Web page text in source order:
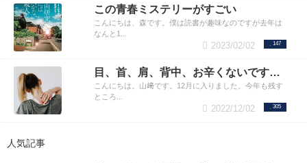
この青春ミステリーがすごい
こんにちは、森です。僕は読書が趣味なのですが去年は
なんと1...
147
2023/02/02
目、首、肩、背中、お辛くないですか？
こんにちは。山﨑です。12月に入りました。今年も残す
ところ...
305
2022/12/02
人気記事